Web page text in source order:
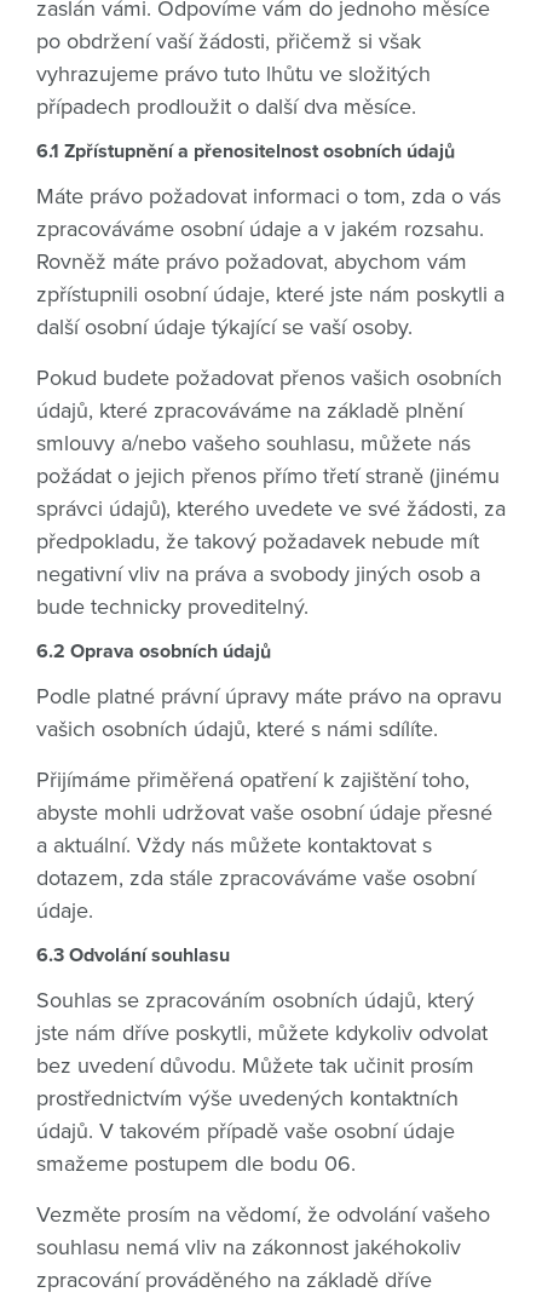
zaslán vámi. Odpovíme vám do jednoho měsíce
po obdržení vaší žádosti, přičemž si však
vyhrazujeme právo tuto lhůtu ve složitých
případech prodloužit o další dva měsíce.
6.1 Zpřístupnění a přenositelnost osobních údajů
Máte právo požadovat informaci o tom, zda o vás
zpracováváme osobní údaje a v jakém rozsahu.
Rovněž máte právo požadovat, abychom vám
zpřístupnili osobní údaje, které jste nám poskytli a
další osobní údaje týkající se vaší osoby.
Pokud budete požadovat přenos vašich osobních
údajů, které zpracováváme na základě plnění
smlouvy a/nebo vašeho souhlasu, můžete nás
požádat o jejich přenos přímo třetí straně (jinému
správci údajů), kterého uvedete ve své žádosti, za
předpokladu, že takový požadavek nebude mít
negativní vliv na práva a svobody jiných osob a
bude technicky proveditelný.
6.2 Oprava osobních údajů
Podle platné právní úpravy máte právo na opravu
vašich osobních údajů, které s námi sdílíte.
Přijímáme přiměřená opatření k zajištění toho,
abyste mohli udržovat vaše osobní údaje přesné
a aktuální. Vždy nás můžete kontaktovat s
dotazem, zda stále zpracováváme vaše osobní
údaje.
6.3 Odvolání souhlasu
Souhlas se zpracováním osobních údajů, který
jste nám dříve poskytli, můžete kdykoliv odvolat
bez uvedení důvodu. Můžete tak učinit prosím
prostřednictvím výše uvedených kontaktních
údajů. V takovém případě vaše osobní údaje
smažeme postupem dle bodu 06.
Vezměte prosím na vědomí, že odvolání vašeho
souhlasu nemá vliv na zákonnost jakéhokoliv
zpracování prováděného na základě dříve